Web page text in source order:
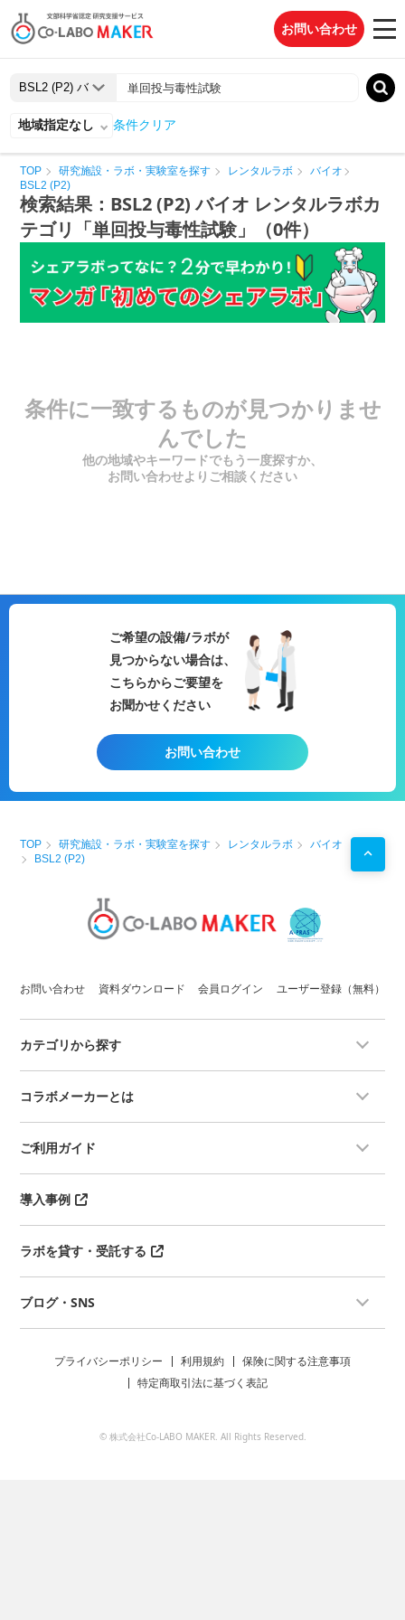
お問い合わせ
地域指定なし 条件クリア
TOP 研究施設・ラボ・実験室を探す レンタルラボ
バイオ
BSL2 (P2)
検索結果：BSL2 (P2) バイオ レンタルラボカ
テゴリ「単回投与毒性試験」（0件）
条件に一致するものが見つかりませ
んでした
他の地域やキーワードでもう一度探すか、
お問い合わせよりご相談ください
ご希望の設備/ラボが
見つからない場合は、
こちらからご要望を
お聞かせください
お問い合わせ
TOP 研究施設・ラボ・実験室を探す レンタルラボ
バイオ
BSL2 (P2)
お問い合わせ 資料ダウンロード 会員ログイン ユーザー登録（無料）
カテゴリから探す
コラボメーカーとは
ご利用ガイド
導入事例
ラボを貸す・受託する
ブログ・SNS
プライバシーポリシー 利用規約
保険に関する注意事項
特定商取引法に基づく表記
© 株式会社Co-LABO MAKER. All Rights Reserved.